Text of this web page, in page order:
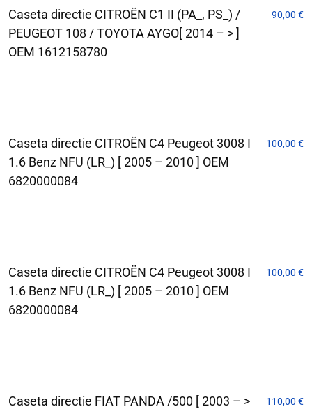
Caseta directie CITROËN C1 II (PA_, PS_) /
PEUGEOT 108 / TOYOTA AYGO[ 2014 – > ]
OEM 1612158780
90,00 €
Caseta directie CITROËN C4 Peugeot 3008 I
1.6 Benz NFU (LR_) [ 2005 – 2010 ] OEM
6820000084
100,00 €
Caseta directie CITROËN C4 Peugeot 3008 I
1.6 Benz NFU (LR_) [ 2005 – 2010 ] OEM
6820000084
100,00 €
Caseta directie FIAT PANDA /500 [ 2003 – >
110,00 €